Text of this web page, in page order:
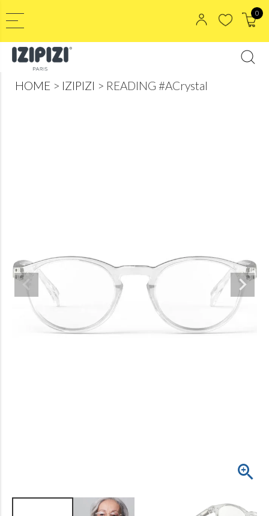
0
HOME IZIPIZI READING #ACrystal